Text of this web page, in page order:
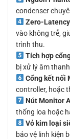
condenser
Zero-
vào không trễ,
trình thu.
Tích hợp
bị xử lý âm
Cổng kết nối
controller, hoặc
Nút Monitor
thống loa hoặc
Vỏ kim loại
bảo vệ linh kiện